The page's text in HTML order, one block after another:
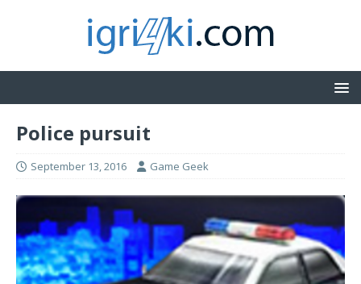
Police pursuit
September 13, 2016 Game Geek